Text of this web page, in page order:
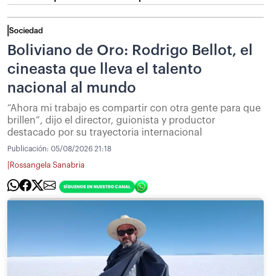
Sociedad
Boliviano de Oro: Rodrigo Bellot, el
cineasta que lleva el talento
nacional al mundo
“Ahora mi trabajo es compartir con otra gente para que
brillen”, dijo el director, guionista y productor
destacado por su trayectoria internacional
Publicación: 05/08/2026 21:18
Rossangela Sanabria